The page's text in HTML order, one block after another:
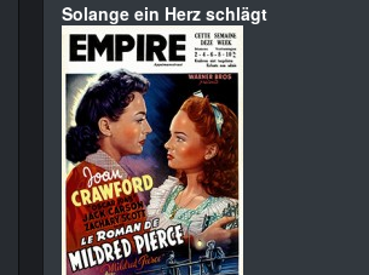
Solange ein Herz schlägt